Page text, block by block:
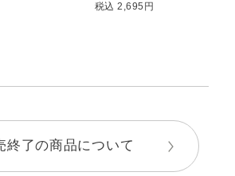
税込 2,695円
終了の商品について